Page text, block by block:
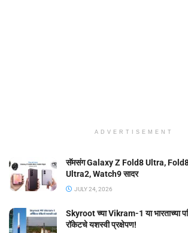
ADVERTISEMENT
सॅमसंग Galaxy Z Fold8 Ultra,
Ultra2, Watch9 सादर
JULY 24, 2026
Skyroot च्या Vikram-1 या भारताच्या
रॉकेटचे यशस्वी प्रक्षेपण!